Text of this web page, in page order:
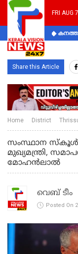
FRI AUG
Share this Article
Home District
സംസ്ഥാന സ്കൂൾ
മുഖ്യമന്ത്രി,
മോഹൻലാൽ
വെബ് ടീം
Posted On